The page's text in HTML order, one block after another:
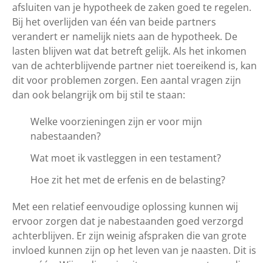
afsluiten van je hypotheek de zaken goed te regelen.
Bij het overlijden van één van beide partners
verandert er namelijk niets aan de hypotheek. De
lasten blijven wat dat betreft gelijk. Als het inkomen
van de achterblijvende partner niet toereikend is, kan
dit voor problemen zorgen. Een aantal vragen zijn
dan ook belangrijk om bij stil te staan:
Welke voorzieningen zijn er voor mijn
nabestaanden?
Wat moet ik vastleggen in een testament?
Hoe zit het met de erfenis en de belasting?
Met een relatief eenvoudige oplossing kunnen wij
ervoor zorgen dat je nabestaanden goed verzorgd
achterblijven. Er zijn weinig afspraken die van grote
invloed kunnen zijn op het leven van je naasten. Dit is